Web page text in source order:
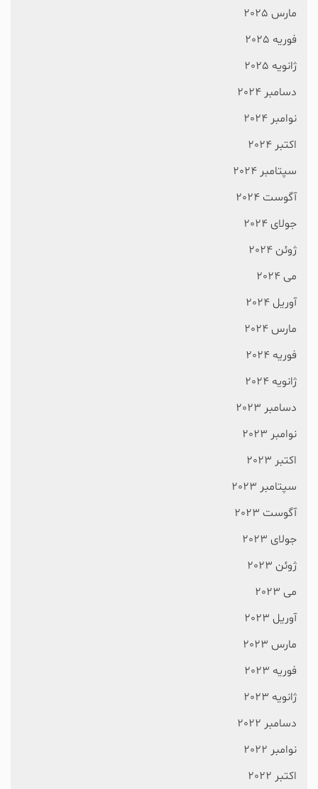
مارس 2025
فوریه 2025
ژانویه 2025
دسامبر 2024
نوامبر 2024
اکتبر 2024
سپتامبر 2024
آگوست 2024
جولای 2024
ژوئن 2024
می 2024
آوریل 2024
مارس 2024
فوریه 2024
ژانویه 2024
دسامبر 2023
نوامبر 2023
اکتبر 2023
سپتامبر 2023
آگوست 2023
جولای 2023
ژوئن 2023
می 2023
آوریل 2023
مارس 2023
فوریه 2023
ژانویه 2023
دسامبر 2022
نوامبر 2022
اکتبر 2022